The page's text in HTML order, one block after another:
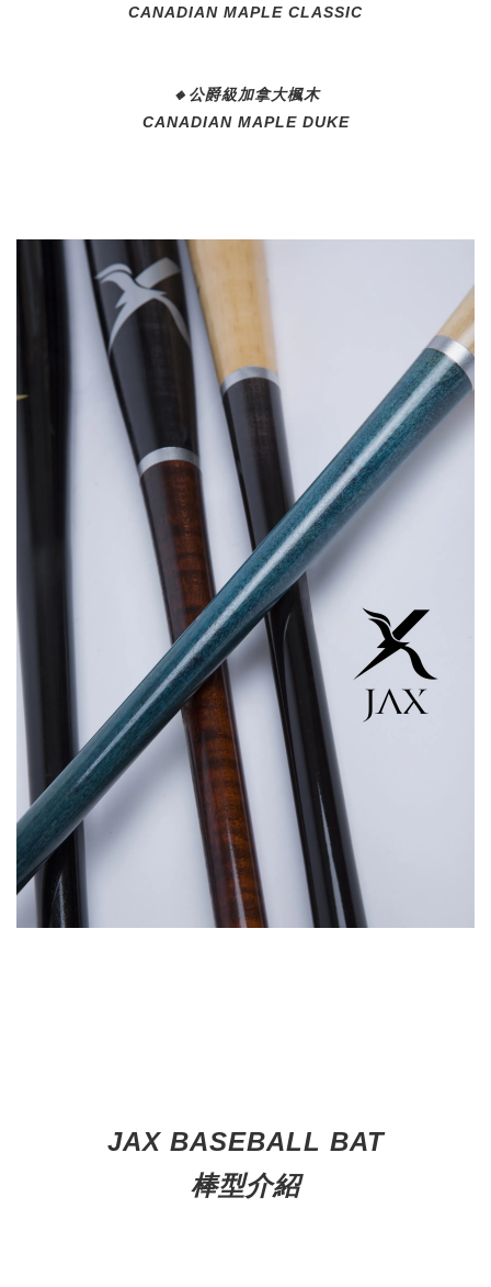
CANADIAN MAPLE CLASSIC
🔸公爵級加拿大楓木
CANADIAN MAPLE DUKE
JAX BASEBALL BAT
棒型介紹